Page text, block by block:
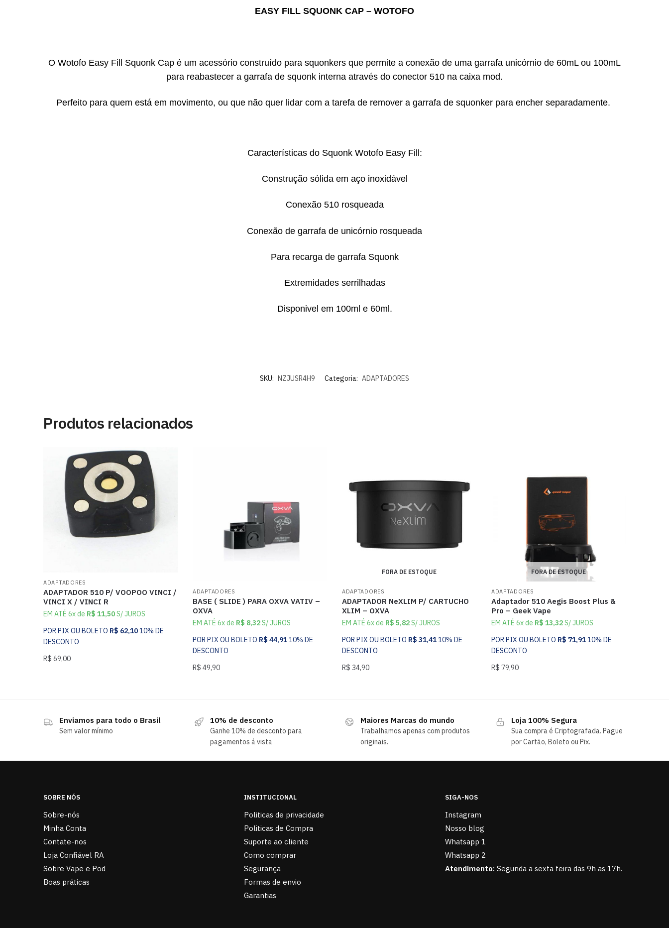
EASY FILL SQUONK CAP – WOTOFO
O Wotofo Easy Fill Squonk Cap é um acessório construído para squonkers que permite a conexão de uma garrafa unicórnio de 60mL ou 100mL
para reabastecer a garrafa de squonk interna através do conector 510 na caixa mod.
Perfeito para quem está em movimento, ou que não quer lidar com a tarefa de remover a garrafa de squonker para encher separadamente.
Características do Squonk Wotofo Easy Fill:
Construção sólida em aço inoxidável
Conexão 510 rosqueada
Conexão de garrafa de unicórnio rosqueada
Para recarga de garrafa Squonk
Extremidades serrilhadas
Disponivel em 100ml e 60ml.
SKU: NZJUSR4H9 Categoria: ADAPTADORES
Produtos relacionados
ADAPTADORES
ADAPTADOR 510 P/ VOOPOO VINCI /
VINCI X / VINCI R
EM ATÉ 6x de R$ 11,50S/ JUROS
POR PIX OU BOLETO R$ 62,1010% DE
DESCONTO
R$ 69,00
ADAPTADORES
BASE ( SLIDE ) PARA OXVA VATIV –
OXVA
EM ATÉ 6x de R$ 8,32S/ JUROS
POR PIX OU BOLETO R$ 44,9110% DE
DESCONTO
R$ 49,90
FORA DE ESTOQUE
ADAPTADORES
ADAPTADOR NeXLIM P/ CARTUCHO
XLIM – OXVA
EM ATÉ 6x de R$ 5,82S/ JUROS
POR PIX OU BOLETO R$ 31,4110% DE
DESCONTO
R$ 34,90
FORA DE ESTOQUE
ADAPTADORES
Adaptador 510 Aegis Boost Plus &
Pro – Geek Vape
EM ATÉ 6x de R$ 13,32S/ JUROS
POR PIX OU BOLETO R$ 71,9110% DE
DESCONTO
R$ 79,90
Enviamos para todo o Brasil
Sem valor mínimo
10% de desconto
Ganhe 10% de desconto para
pagamentos á vista
Maiores Marcas do mundo
Trabalhamos apenas com produtos
originais.
Loja 100% Segura
Sua compra é Criptografada. Pague
por Cartão, Boleto ou Pix.
SOBRE NÓS
Sobre-nós
Minha Conta
Contate-nos
Loja Confiável RA
Sobre Vape e Pod
Boas práticas
INSTITUCIONAL
Politicas de privacidade
Politicas de Compra
Suporte ao cliente
Como comprar
Segurança
Formas de envio
Garantias
SIGA-NOS
Instagram
Nosso blog
Whatsapp 1
Whatsapp 2
Atendimento: Segunda a sexta feira das 9h as 17h.